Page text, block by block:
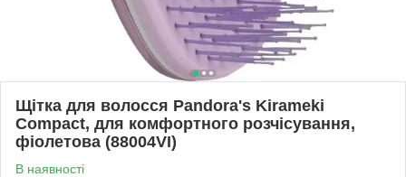
Щітка для волосся Pandora's Kirameki
Compact, для комфортного розчісування,
фіолетова (88004VI)
В наявності